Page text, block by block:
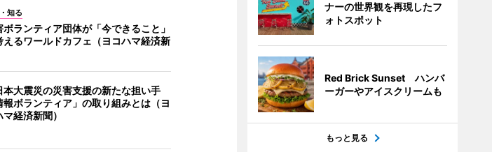
知る
ボランティア団体が「今できること」
えるワールドカフェ（ヨコハマ経済新
本大震災の災害支援の新たな担い手
報ボランティア」の取り組みとは（ヨ
マ経済新聞）
ナーの世界観を再現したフ
ォトスポット
Red Brick Sunset ハンバ
ーガーやアイスクリームも
もっと見る